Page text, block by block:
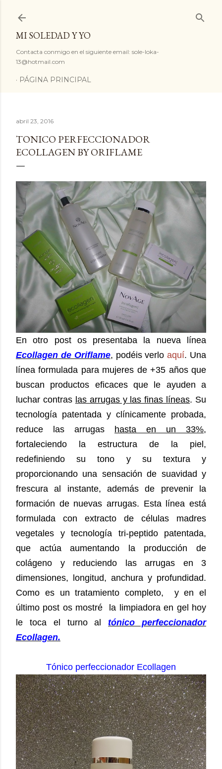
MI SOLEDAD Y YO
Contacta conmigo en el siguiente email: sole-loka-
13@hotmail.com
PÁGINA PRINCIPAL
abril 23, 2016
TONICO PERFECCIONADOR
ECOLLAGEN BY ORIFLAME
En otro post os presentaba la nueva línea
Ecollagen de Oriflame, podéis verloaquí. Una
línea formulada para mujeres de +35 años que
buscan productos eficaces que le ayuden a
luchar contras las arrugas y las finas líneas. Su
tecnología patentada y clínicamente probada,
reduce las arrugas hasta en un 33%,
fortaleciendo la estructura de la piel,
redefiniendo su tono y su textura y
proporcionando una sensación de suavidad y
frescura al instante, además de prevenir la
formación de nuevas arrugas. Esta línea está
formulada con extracto de células madres
vegetales y tecnología tri-peptido patentada,
que actúa aumentando la producción de
colágeno y reduciendo las arrugas en 3
dimensiones, longitud, anchura y profundidad.
Como es un tratamiento completo,
y en el
último post os mostré
la limpiadora en gel hoy
le toca el turno altónico perfeccionador
Ecollagen.
Tónico perfeccionador Ecollagen